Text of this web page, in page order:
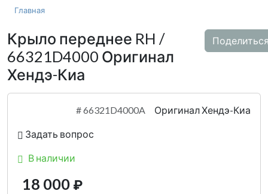
Главная
Крыло переднее RH /
66321D4000 Оригинал
Хендэ-Киа
#66321D4000A Оригинал Хендэ-Киа
Задать вопрос
В наличии
18 000 ₽